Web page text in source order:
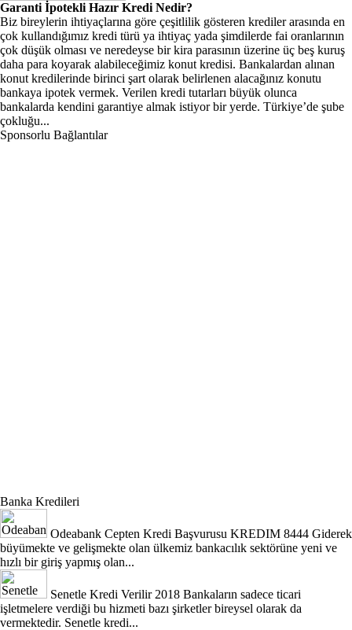
Garanti İpotekli Hazır Kredi Nedir?
Biz bireylerin ihtiyaçlarına göre çeşitlilik gösteren krediler arasında en
çok kullandığımız kredi türü ya ihtiyaç yada şimdilerde fai oranlarının
çok düşük olması ve neredeyse bir kira parasının üzerine üç beş kuruş
daha para koyarak alabileceğimiz konut kredisi. Bankalardan alınan
konut kredilerinde birinci şart olarak belirlenen alacağınız konutu
bankaya ipotek vermek. Verilen kredi tutarları büyük olunca
bankalarda kendini garantiye almak istiyor bir yerde. Türkiye’de şube
çokluğu...
Sponsorlu Bağlantılar
Banka Kredileri
Odeabank Cepten Kredi Başvurusu KREDIM 8444 Giderek
büyümekte ve gelişmekte olan ülkemiz bankacılık sektörüne yeni ve
hızlı bir giriş yapmış olan...
Senetle Kredi Verilir 2018 Bankaların sadece ticari
işletmelere verdiği bu hizmeti bazı şirketler bireysel olarak da
vermektedir. Senetle kredi...